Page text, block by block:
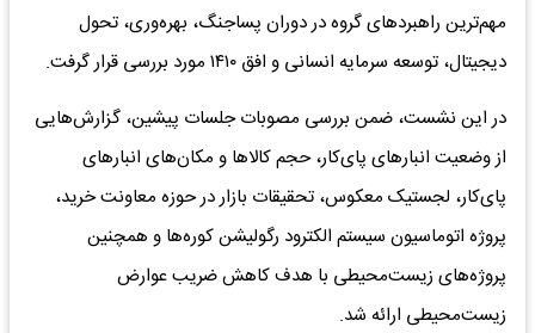
مهم‌ترین راهبردهای گروه در دوران پساجنگ، بهره‌وری، تحول
دیجیتال، توسعه سرمایه انسانی و افق ۱۴۱۰ مورد بررسی قرار گرفت.
در این نشست، ضمن بررسی مصوبات جلسات پیشین، گزارش‌هایی
از وضعیت انبارهای پای‌کار، حجم کالاها و مکان‌های انبارهای
پای‌کار، لجستیک معکوس، تحقیقات بازار در حوزه معاونت خرید،
پروژه اتوماسیون سیستم الکترود رگولیشن کوره‌ها و همچنین
پروژه‌های زیست‌محیطی با هدف کاهش ضریب عوارض
زیست‌محیطی ارائه شد.